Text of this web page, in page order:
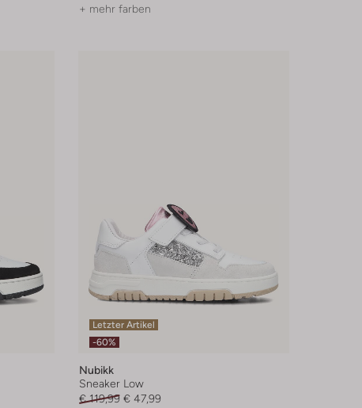
+ mehr farben
Letzter Artikel
-60%
Nubikk
Sneaker Low
€ 119,99 € 47,99